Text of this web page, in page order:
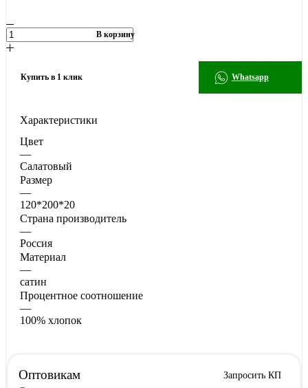
В корзину
Купить в 1 клик Whatsapp
Характеристики
Цвет
—
Салатовый
Размер
—
120*200*20
Страна производитель
—
Россия
Материал
—
сатин
Процентное соотношение
—
100% хлопок
Оптовикам Запросить КП